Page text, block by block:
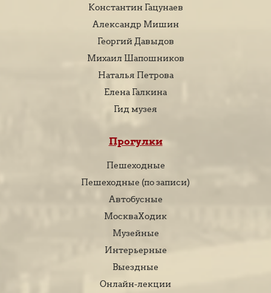
Константин Гацунаев
Александр Мишин
Георгий Давыдов
Михаил Шапошников
Наталья Петрова
Елена Галкина
Гид музея
Прогулки
Пешеходные
Пешеходные (по записи)
Автобусные
МоскваХодик
Музейные
Интерьерные
Выездные
Онлайн-лекции